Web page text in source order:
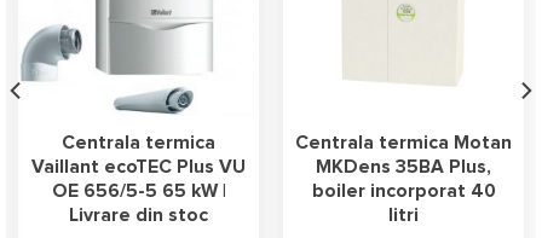
Centrala termica
Vaillant ecoTEC Plus VU
OE 656/5-5 65 kW |
Livrare din stoc
Centrala termica Motan
MKDens 35BA Plus,
boiler incorporat 40
litri